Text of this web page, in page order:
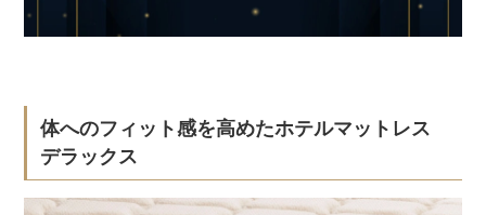
体へのフィット感を高めたホテルマットレス
デラックス